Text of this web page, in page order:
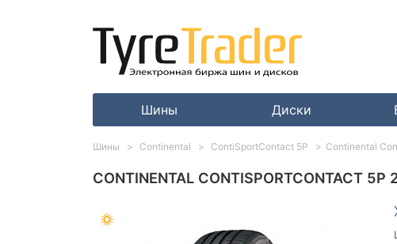
Шины Диски
CONTINENTAL CONTISPORTCONTACT
Шины Continental ContiSportContact 5P Continental